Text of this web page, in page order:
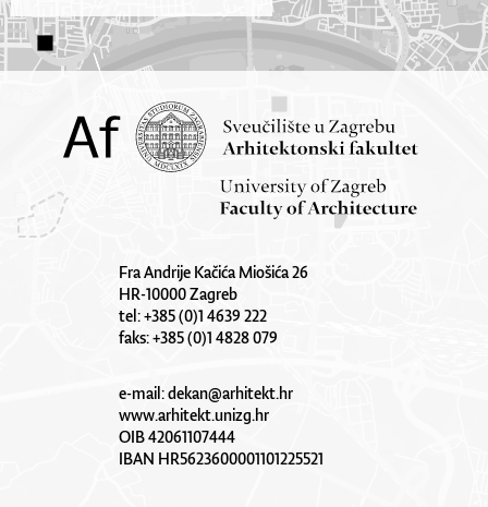
Fra Andrije Kačića Miošića 26
HR-10000 Zagreb
tel: +385 (0)1 4639 222
faks: +385 (0)1 4828 079
e-mail:dekan@arhitekt.hr
www.arhitekt.unizg.hr
OIB 42061107444
IBAN HR5623600001101225521